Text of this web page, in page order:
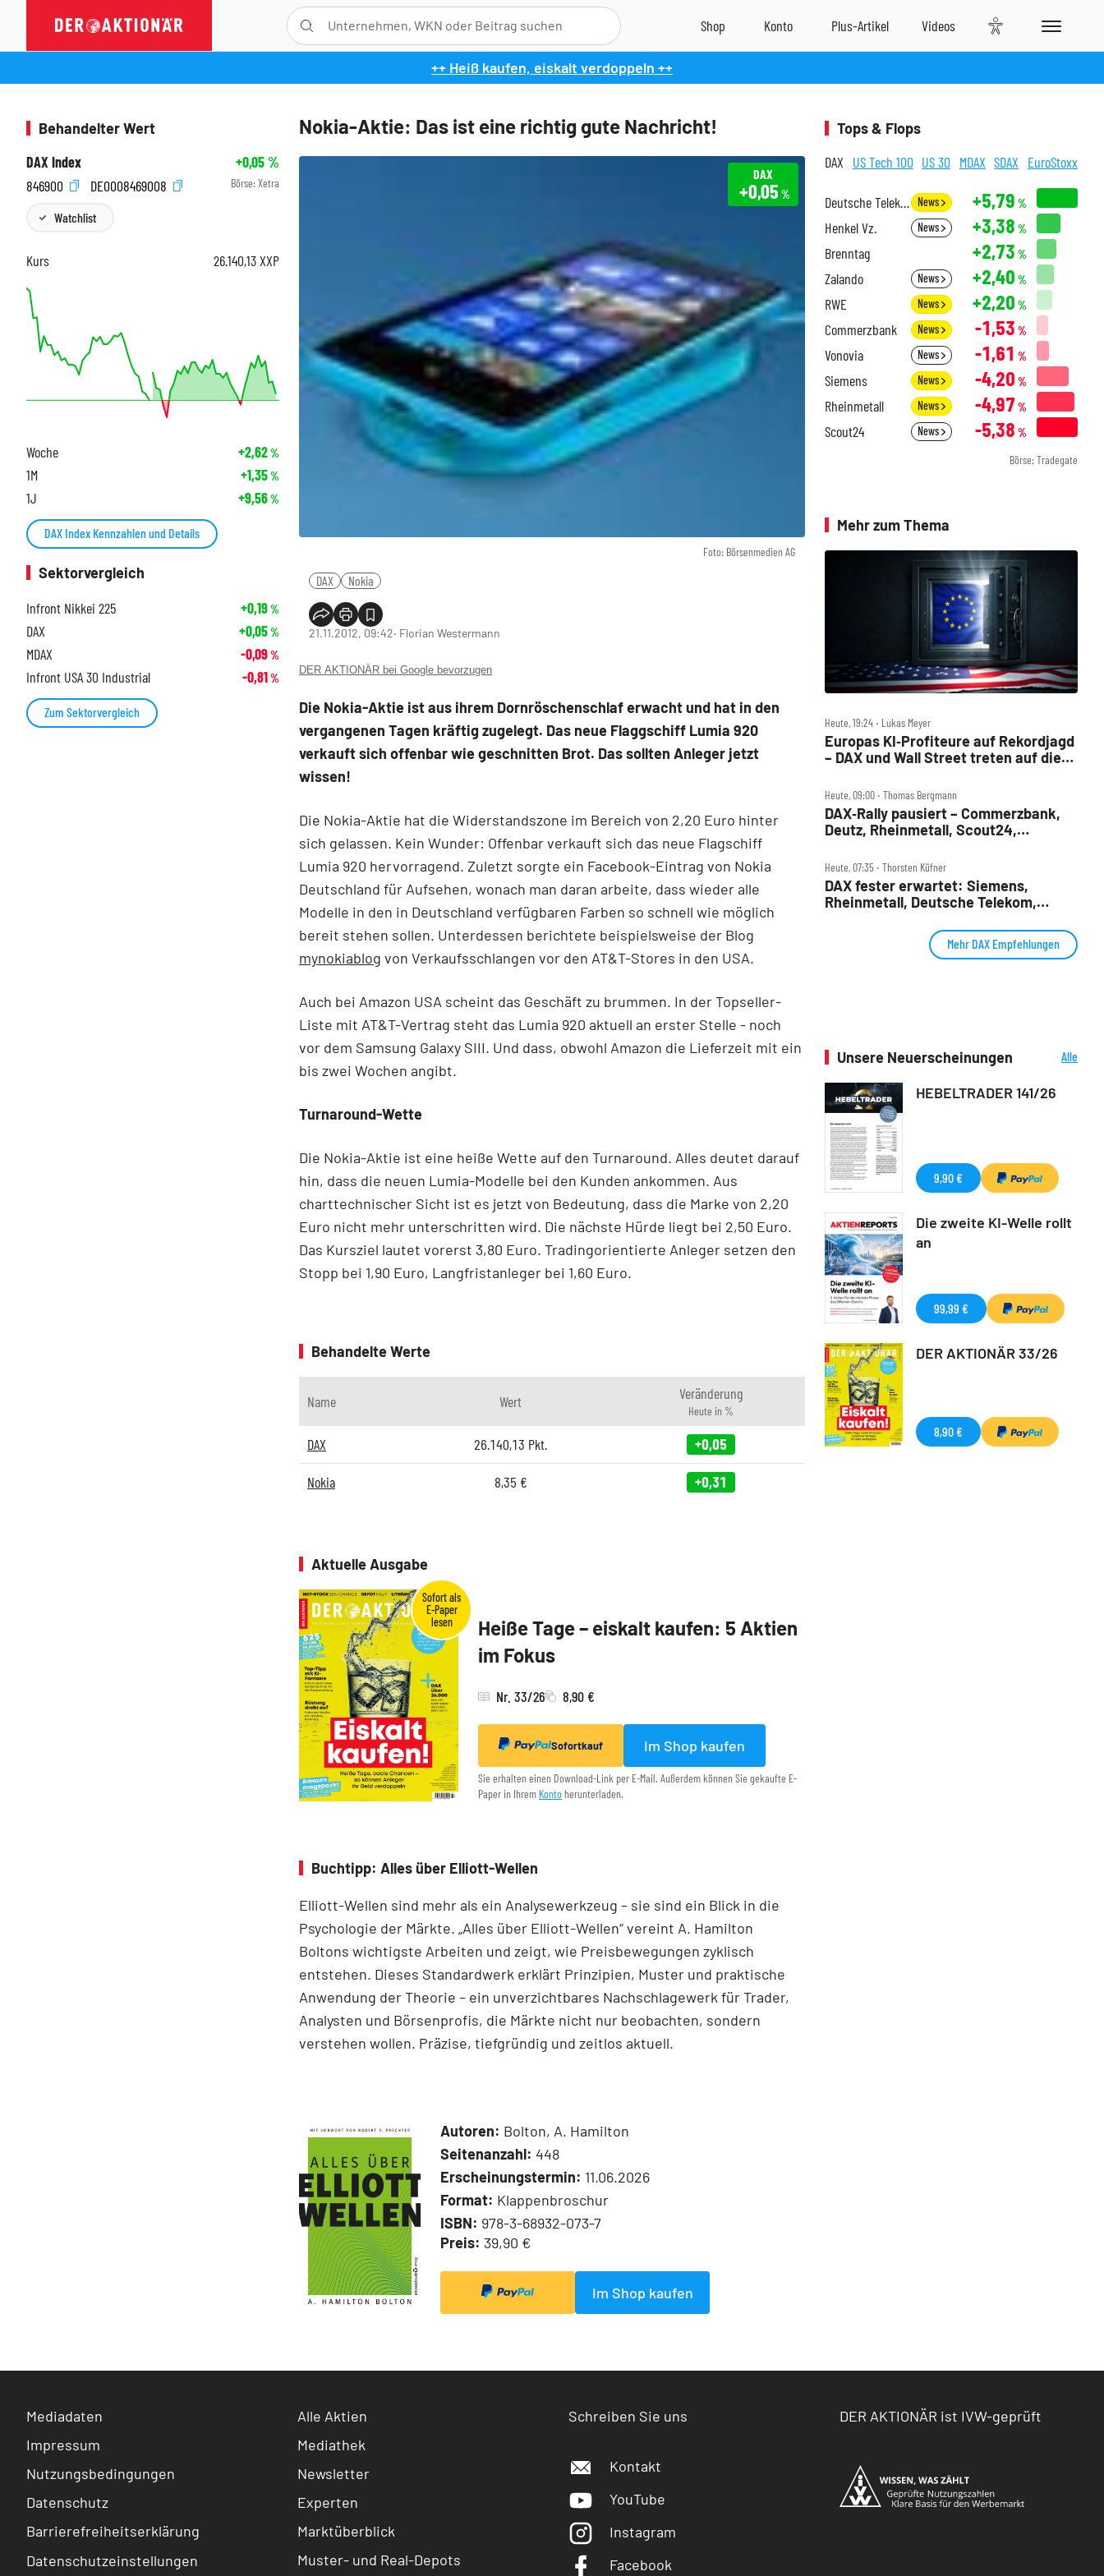
++ Heiß kaufen, eiskalt verdoppeln ++
Nokia-Aktie: Das ist eine richtig gute Nachricht!
Foto: Börsenmedien AG
DAX
+0,05 %
DAX Nokia
21.11.2012, 09:42‧ Florian Westermann
DER AKTIONÄR bei Google bevorzugen
Die Nokia-Aktie ist aus ihrem Dornröschenschlaf erwacht und hat in den
vergangenen Tagen kräftig zugelegt. Das neue Flaggschiff Lumia 920
verkauft sich offenbar wie geschnitten Brot. Das sollten Anleger jetzt
wissen!
Die Nokia-Aktie hat die Widerstandszone im Bereich von 2,20 Euro hinter
sich gelassen. Kein Wunder: Offenbar verkauft sich das neue Flagschiff
Lumia 920 hervorragend. Zuletzt sorgte ein Facebook-Eintrag von Nokia
Deutschland für Aufsehen, wonach man daran arbeite, dass wieder alle
Modelle in den in Deutschland verfügbaren Farben so schnell wie möglich
bereit stehen sollen. Unterdessen berichtete beispielsweise der Blog
mynokiablog von Verkaufsschlangen vor den AT&T-Stores in den USA.
Auch bei Amazon USA scheint das Geschäft zu brummen. In der Topseller-
Liste mit AT&T-Vertrag steht das Lumia 920 aktuell an erster Stelle - noch
vor dem Samsung Galaxy SIII. Und dass, obwohl Amazon die Lieferzeit mit ein
bis zwei Wochen angibt.
Turnaround-Wette
Die Nokia-Aktie ist eine heiße Wette auf den Turnaround. Alles deutet darauf
hin, dass die neuen Lumia-Modelle bei den Kunden ankommen. Aus
charttechnischer Sicht ist es jetzt von Bedeutung, dass die Marke von 2,20
Euro nicht mehr unterschritten wird. Die nächste Hürde liegt bei 2,50 Euro.
Das Kursziel lautet vorerst 3,80 Euro. Tradingorientierte Anleger setzen den
Stopp bei 1,90 Euro, Langfristanleger bei 1,60 Euro.
Behandelte Werte
Name Wert Veränderung
Heute in %
DAX 26.140,13 Pkt. +0,05
Nokia 8,35 € +0,31
Aktuelle Ausgabe
Heiße Tage – eiskalt kaufen: 5 Aktien
im Fokus
Nr. 33/26 8,90 €
Sofortkauf Im Shop kaufen
Sie erhalten einen Download-Link per E-Mail. Außerdem können Sie gekaufte E-
Paper in Ihrem Konto herunterladen.
Buchtipp: Alles über Elliott-Wellen
Elliott-Wellen sind mehr als ein Analysewerkzeug – sie sind ein Blick in die
Psychologie der Märkte. „Alles über Elliott-Wellen“ vereint A. Hamilton
Boltons wichtigste Arbeiten und zeigt, wie Preisbewegungen zyklisch
entstehen. Dieses Standardwerk erklärt Prinzipien, Muster und praktische
Anwendung der Theorie – ein unverzichtbares Nachschlagewerk für Trader,
Analysten und Börsenprofis, die Märkte nicht nur beobachten, sondern
verstehen wollen. Präzise, tiefgründig und zeitlos aktuell.
Autoren: Bolton, A. Hamilton
Seitenanzahl: 448
Erscheinungstermin: 11.06.2026
Format: Klappenbroschur
ISBN: 978-3-68932-073-7
Preis: 39,90 €
Im Shop kaufen
Behandelter Wert
DAX Index
+0,05%
846900
DE0008469008 Börse: Xetra
Watchlist
Kurs 26.140,13XXP
Woche +2,62%
1M +1,35%
1J +9,56%
DAX Index Kennzahlen und Details
Sektorvergleich
Infront Nikkei 225
+0,19%
DAX +0,05%
MDAX -0,09%
Infront USA 30 Industrial -0,81%
Zum Sektorvergleich
Tops & Flops
DAX US Tech 100 US 30 MDAX SDAX EuroStoxx
Deutsche Telekom News +5,79 %
Henkel Vz. News +3,38 %
Brenntag +2,73 %
Zalando News +2,40 %
RWE News +2,20 %
Commerzbank News -1,53 %
Vonovia News -1,61 %
Siemens News -4,20 %
Rheinmetall News -4,97 %
Scout24 News -5,38 %
Börse: Tradegate
Mehr zum Thema
Heute, 19:24 ‧ Lukas Meyer
Europas KI‑Profiteure auf Rekordjagd
– DAX und Wall Street treten auf die
Heute, 09:00 ‧ Thomas Bergmann
DAX‑Rally pausiert – Commerzbank,
Deutz, Rheinmetall, Scout24,
Check
Heute, 07:35 ‧ Thorsten Küfner
DAX fester erwartet: Siemens,
Rheinmetall, Deutsche Telekom,
Mehr DAX Empfehlungen
Unsere Neuerscheinungen
Alle
HEBELTRADER 141/26
9,90 €
Die zweite KI-Welle rollt
an
99,99 €
DER AKTIONÄR 33/26
8,90 €
Mediadaten
Impressum
Nutzungsbedingungen
Datenschutz
Barrierefreiheitserklärung
Datenschutzeinstellungen
Alle Aktien
Mediathek
Newsletter
Experten
Marktüberblick
Muster- und Real-Depots
Schreiben Sie uns
Kontakt
YouTube
Instagram
Facebook
DER AKTIONÄR ist IVW-geprüft